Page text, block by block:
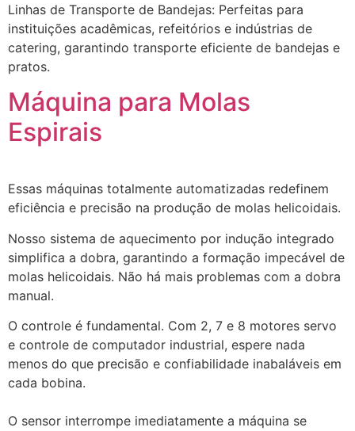
Linhas de Transporte de Bandejas: Perfeitas para
instituições acadêmicas, refeitórios e indústrias de
catering, garantindo transporte eficiente de bandejas e
pratos.
Máquina para Molas
Espirais
Essas máquinas totalmente automatizadas redefinem
eficiência e precisão na produção de molas helicoidais.
Nosso sistema de aquecimento por indução integrado
simplifica a dobra, garantindo a formação impecável de
molas helicoidais. Não há mais problemas com a dobra
manual.
O controle é fundamental. Com 2, 7 e 8 motores servo
e controle de computador industrial, espere nada
menos do que precisão e confiabilidade inabaláveis em
cada bobina.
O sensor interrompe imediatamente a máquina se